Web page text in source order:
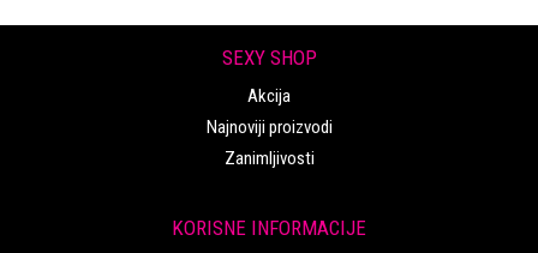
SEXY SHOP
Akcija
Najnoviji proizvodi
Zanimljivosti
KORISNE INFORMACIJE